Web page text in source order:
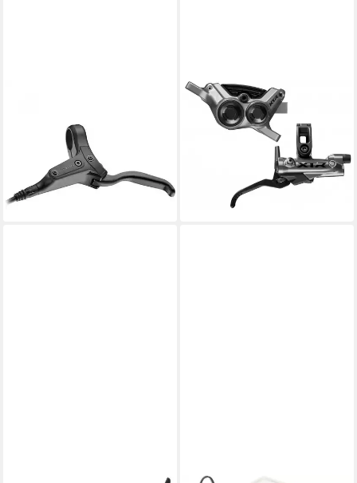
Bremse HD-J285 Junior 2-
Finger Schwarz - hydraulische
Scheibenb
51,67 €
lieferbar - in 6-8 Werktagen bei dir
SHIMANO
Scheibenbremse SHIMANO
Scheibenbremse XTR M9220
HR - hydraulische
Scheibenbremse für
lieferbar - in 6-8 Werktagen bei dir